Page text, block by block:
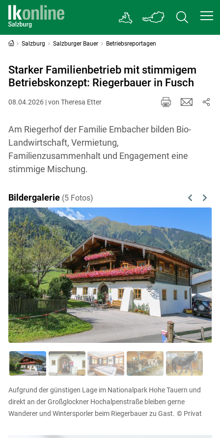
Salzburg Salzburger Bauer Betriebsreportagen
Starker Familienbetrieb mit stimmigem
Betriebskonzept: Riegerbauer in Fusch
08.04.2026 | von Theresa Etter
Am Riegerhof der Familie Embacher bilden Bio-
Landwirtschaft, Vermietung,
Familienzusammenhalt und Engagement eine
stimmige Mischung.
Bildergalerie (5 Fotos) Previous
Next
Aufgrund der günstigen Lage im Nationalpark Hohe Tauern und
direkt an der Großglockner Hochalpenstraße bleiben gerne
Wanderer und Wintersporler beim Riegerbauer zu Gast. © Privat